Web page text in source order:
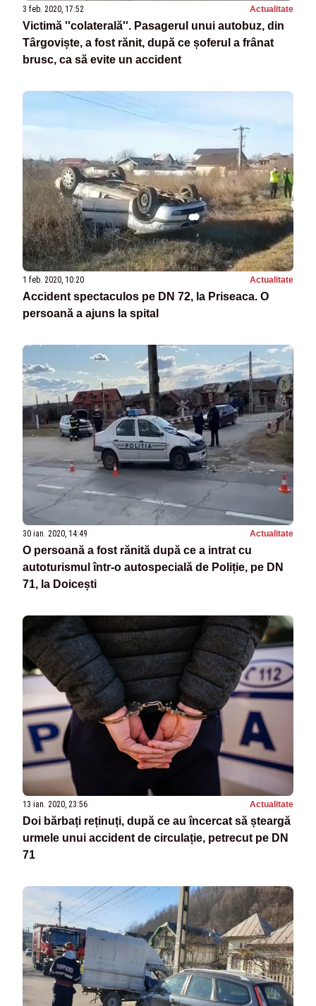
3 feb. 2020, 17:52 Actualitate
Victimă ''colaterală''. Pasagerul unui autobuz, din
Târgoviște, a fost rănit, după ce șoferul a frânat
brusc, ca să evite un accident
1 feb. 2020, 10:20 Actualitate
Accident spectaculos pe DN 72, la Priseaca. O
persoană a ajuns la spital
30 ian. 2020, 14:49 Actualitate
O persoană a fost rănită după ce a intrat cu
autoturismul într-o autospecială de Poliție, pe DN
71, la Doicești
13 ian. 2020, 23:56 Actualitate
Doi bărbați reținuți, după ce au încercat să șteargă
urmele unui accident de circulație, petrecut pe DN
71